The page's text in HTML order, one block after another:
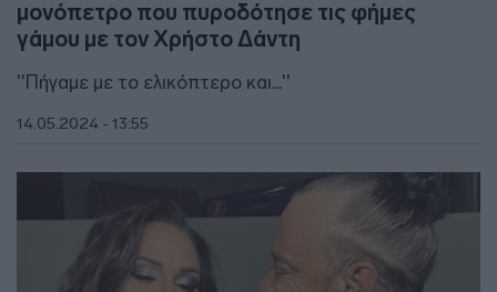
μονόπετρο που πυροδότησε τις φήμες
γάμου με τον Χρήστο Δάντη
''Πήγαμε με το ελικόπτερο και...''
14.05.2024 - 13:55